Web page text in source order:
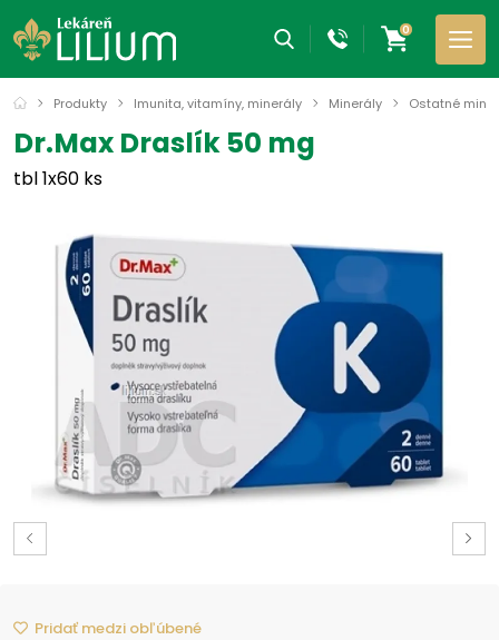
0
Produkty Imunita, vitamíny, minerály Minerály Ostatné
Dr.Max Draslík 50 mg
tbl 1x60 ks
Pridať medzi obľúbené